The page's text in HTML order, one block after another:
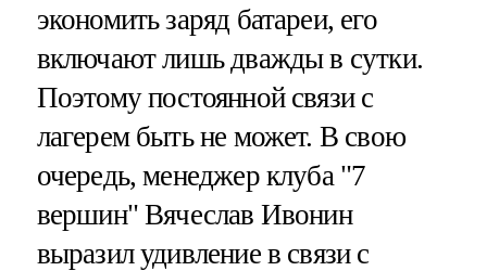
экономить заряд батареи, его
включают лишь дважды в сутки.
Поэтому постоянной связи с
лагерем быть не может. В свою
очередь, менеджер клуба "7
вершин" Вячеслав Ивонин
выразил удивление в связи с